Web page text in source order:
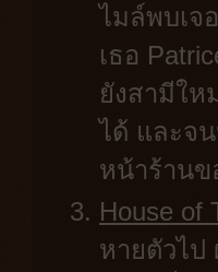
ไมล์พบเจ
เธอ
ยังสามีให
ได้ และจ
หน้าร้านข
House of
หายตัวไป